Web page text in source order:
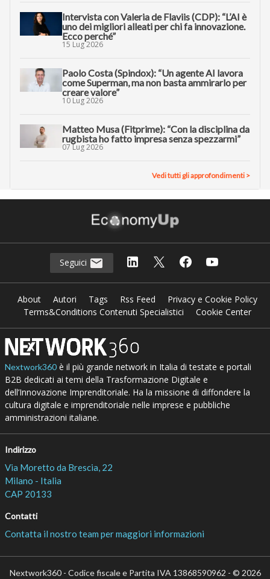
Intervista con Valeria de Flaviis (CDP): “L’AI è
uno dei migliori alleati per chi fa innovazione.
Ecco perché”
15 Lug 2026
Paolo Costa (Spindox): “Un agente AI lavora
come Superman, ma non basta ammirarlo per
creare valore”
10 Lug 2026
Matteo Musa (Fitprime): “Con la disciplina da
rugbista ho fatto impresa senza spezzarmi”
07 Lug 2026
Vedi tutti gli approfondimenti >
Seguici
About Autori Tags Rss Feed
Privacy e Cookie Policy
Terms&Conditions Contenuti Specialistici
Cookie Center
Nextwork360è il più grande network in Italia di testate e portali
B2B dedicati ai temi della Trasformazione Digitale e
dell’Innovazione Imprenditoriale. Ha la missione di diffondere la
cultura digitale e imprenditoriale nelle imprese e pubbliche
amministrazioni italiane.
Indirizzo
Via Moretto da Brescia, 22
Milano - Italia
CAP 20133
Contatti
Contatta il nostro team per maggiori informazioni
Nextwork360 - Codice fiscale e Partita IVA 13868590962 - © 2026